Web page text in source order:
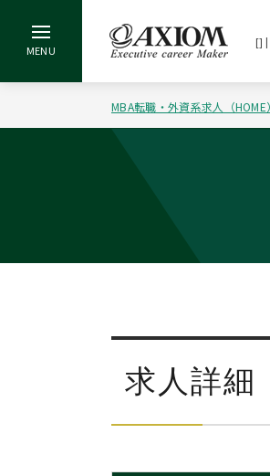
[] |
MBA転職・外資系求人（HOME）
求人詳細